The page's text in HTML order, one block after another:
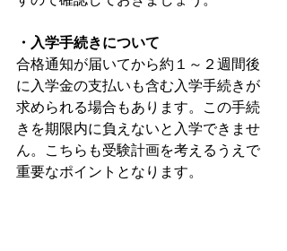
・入学手続きについて
合格通知が届いてから約１～２週間後
に入学金の支払いも含む入学手続きが
求められる場合もあります。この手続
きを期限内に負えないと入学できませ
ん。こちらも受験計画を考えるうえで
重要なポイントとなります。